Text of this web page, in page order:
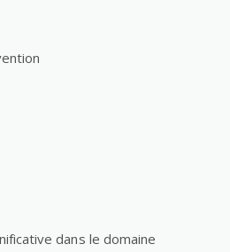
dans le domaine